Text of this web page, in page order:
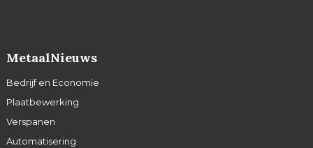
MetaalNieuws
Bedrijf en Economie
Plaatbewerking
Verspanen
Automatisering